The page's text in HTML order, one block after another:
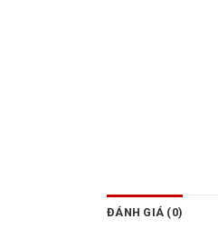
ĐÁNH GIÁ (0)